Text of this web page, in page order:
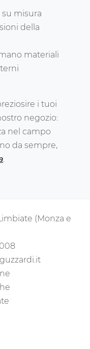
misura
della
materiali
i tuoi
negozio:
nel campo
da sempre,
.
(Monza e